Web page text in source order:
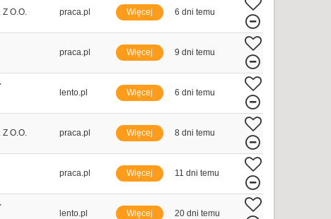
Z O.O. praca.pl Więcej 6 dni temu
praca.pl Więcej 9 dni temu
lento.pl Więcej 6 dni temu
Z O.O. praca.pl Więcej 8 dni temu
praca.pl Więcej 11 dni temu
lento.pl Więcej 20 dni temu